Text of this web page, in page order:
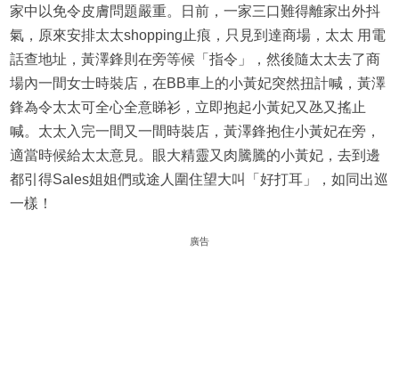
家中以免令皮膚問題嚴重。日前，一家三口難得離家出外抖
氣，原來安排太太shopping止痕，只見到達商場，太太 用電
話查地址，黃澤鋒則在旁等候「指令」，然後隨太太去了商
場內一間女士時裝店，在BB車上的小黃妃突然扭計喊，黃澤
鋒為令太太可全心全意睇衫，立即抱起小黃妃又氹又搖止
喊。太太入完一間又一間時裝店，黃澤鋒抱住小黃妃在旁，
適當時候給太太意見。眼大精靈又肉騰騰的小黃妃，去到邊
都引得Sales姐姐們或途人圍住望大叫「好打耳」，如同出巡
一樣！
廣告